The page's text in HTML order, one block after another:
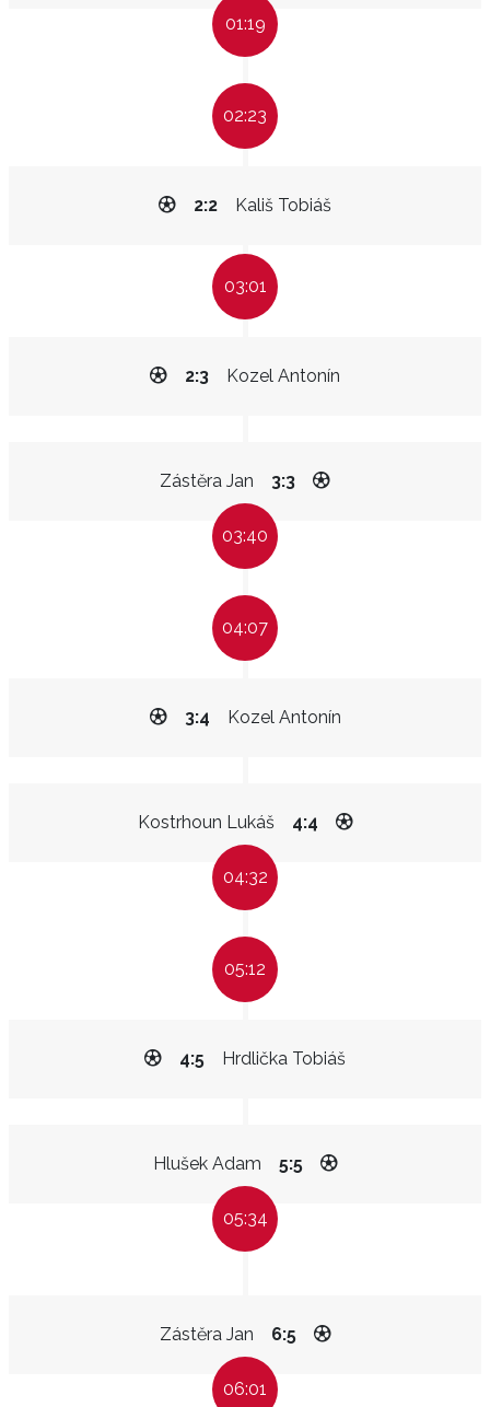
01:19
02:23
Kališ Tobiáš
2:2
03:01
Kozel Antonín
2:3
Zástěra Jan 3:3
03:40
04:07
Kozel Antonín
3:4
Kostrhoun Lukáš 4:4
04:32
05:12
Hrdlička Tobiáš
4:5
Hlušek Adam 5:5
05:34
Zástěra Jan 6:5
06:01